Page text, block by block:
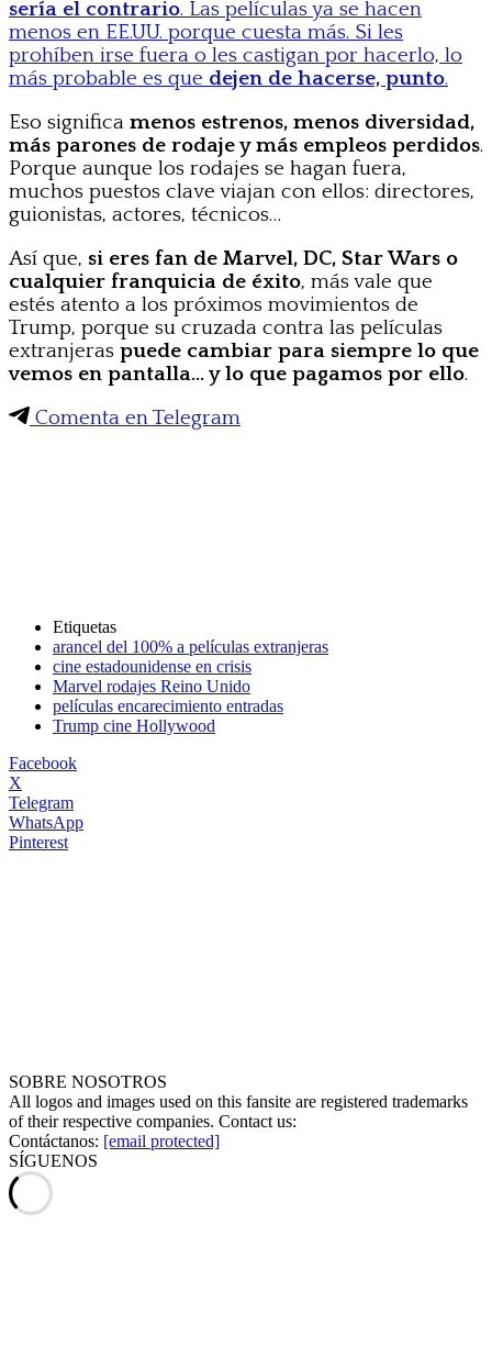
sería el contrario. Las películas ya se hacen
menos en EE.UU. porque cuesta más. Si les
prohíben irse fuera o les castigan por hacerlo, lo
más probable es que dejen de hacerse, punto.
Eso significa menos estrenos, menos diversidad,
más parones de rodaje y más empleos perdidos.
Porque aunque los rodajes se hagan fuera,
muchos puestos clave viajan con ellos: directores,
guionistas, actores, técnicos…
Así que, si eres fan de Marvel, DC, Star Wars o
cualquier franquicia de éxito, más vale que
estés atento a los próximos movimientos de
Trump, porque su cruzada contra las películas
extranjeras puede cambiar para siempre lo que
vemos en pantalla… y lo que pagamos por ello.
Comenta en Telegram
Etiquetas
arancel del 100% a películas extranjeras
cine estadounidense en crisis
Marvel rodajes Reino Unido
películas encarecimiento entradas
Trump cine Hollywood
Facebook
X
Telegram
WhatsApp
Pinterest
SOBRE NOSOTROS
All logos and images used on this fansite are registered trademarks
of their respective companies. Contact us:
Contáctanos: [email protected]
SÍGUENOS